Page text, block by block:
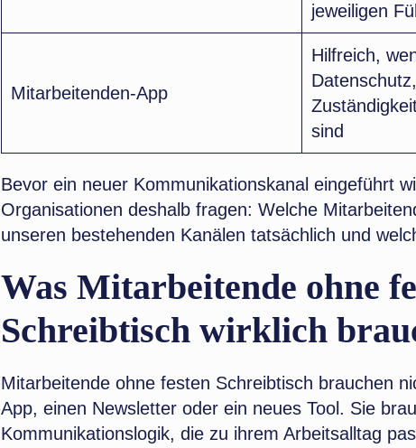
jeweiligen
Mitarbeitenden-App
Hilfreich,
sind
Bevor ein neuer Kommunikationskanal eingeführt
Organisationen deshalb fragen: Welche
unseren bestehenden Kanälen tatsächlich und
Was Mitarbeitende ohne
Schreibtisch wirklich
Mitarbeitende ohne festen Schreibtisch brauchen
App, einen Newsletter oder ein neues Tool. Sie
Kommunikationslogik, die zu ihrem Arbeitsalltag